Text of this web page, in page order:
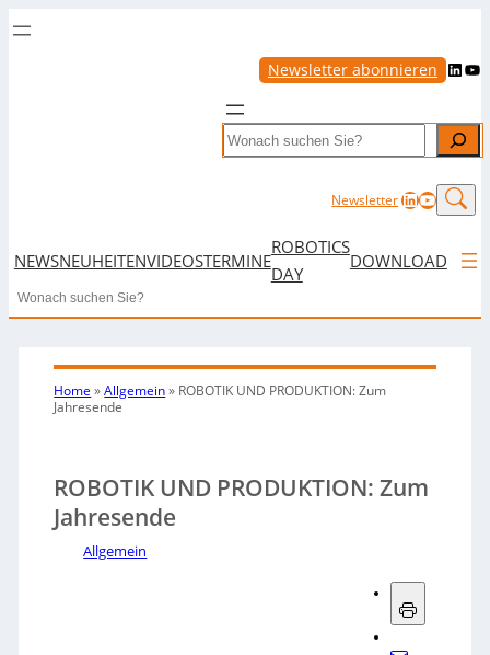
Newsletter abonnieren LinkedIn YouTube
Search
NewsletterLinkedIn
NEWSNEUHEITENVIDEOSTERMINE
ROBOTICS
DAY
DOWNLOAD
Search
Home »Allgemein» ROBOTIK UND PRODUKTION: Zum
Jahresende
ROBOTIK UND PRODUKTION: Zum
Jahresende
Allgemein